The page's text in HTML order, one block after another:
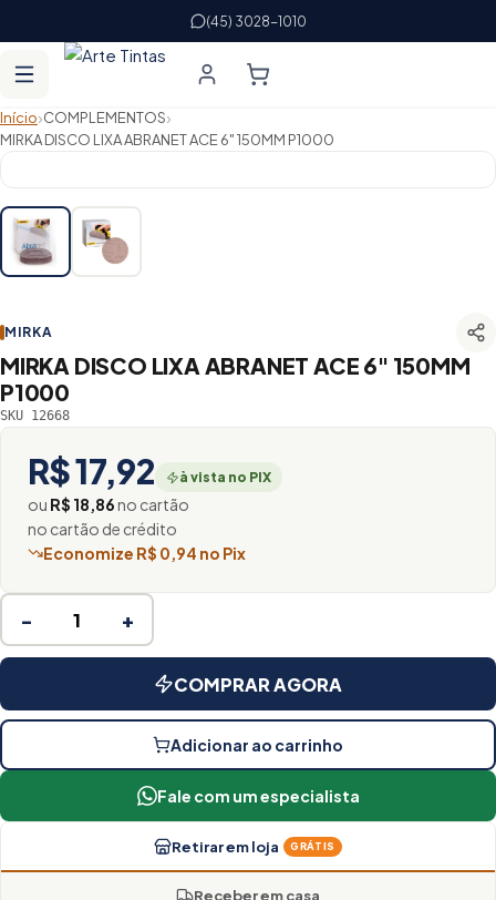
(45) 3028-1010
Início›COMPLEMENTOS›
MIRKA DISCO LIXA ABRANET ACE 6" 150MM P1000
MIRKA
MIRKA DISCO LIXA ABRANET ACE 6" 150MM
P1000
SKU 12668
R$ 17,92 à vista no PIX
ou R$ 18,86no cartão
no cartão de crédito
Economize R$ 0,94 no Pix
− +
COMPRAR AGORA
Adicionar ao carrinho
Fale com um especialista
Retirar em loja GRÁTIS
Receber em casa